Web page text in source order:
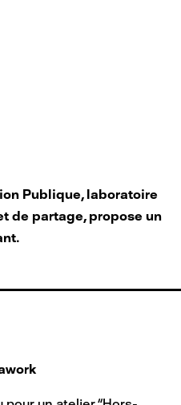
Publique, laboratoire
de partage, propose un